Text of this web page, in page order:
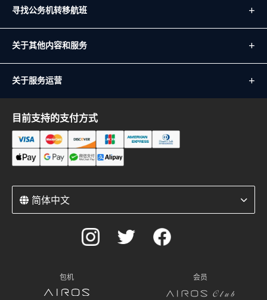
寻找公务机转移航班
关于其他内容和服务
关于服务运营
目前支持的支付方式
简体中文
包机 会员